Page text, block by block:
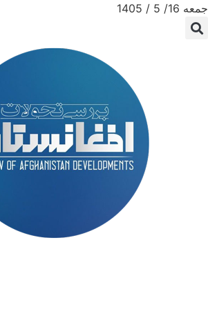
جمعه 16/ 5 / 1405